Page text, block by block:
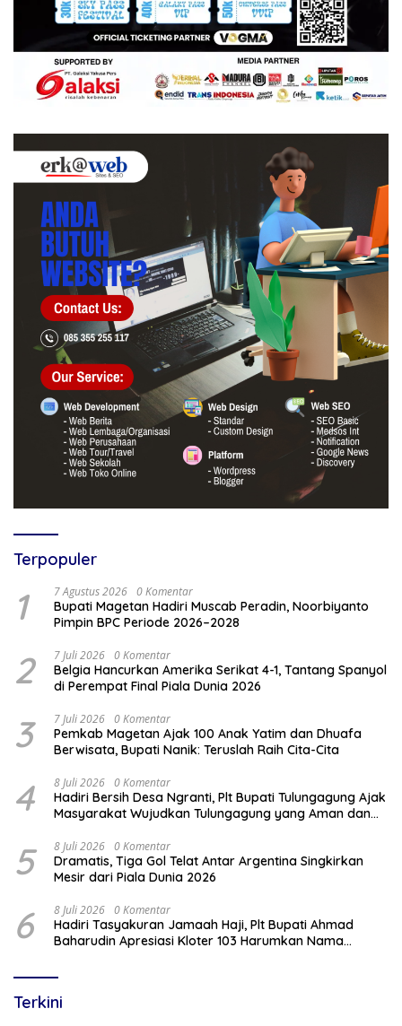
Terpopuler
1 7 Agustus 2026 0 Komentar
Bupati Magetan Hadiri Muscab Peradin, Noorbiyanto
Pimpin BPC Periode 2026–2028
2 7 Juli 2026 0 Komentar
Belgia Hancurkan Amerika Serikat 4-1, Tantang Spanyol
di Perempat Final Piala Dunia 2026
3 7 Juli 2026 0 Komentar
Pemkab Magetan Ajak 100 Anak Yatim dan Dhuafa
Berwisata, Bupati Nanik: Teruslah Raih Cita-Cita
4 8 Juli 2026 0 Komentar
Hadiri Bersih Desa Ngranti, Plt Bupati Tulungagung Ajak
Masyarakat Wujudkan Tulungagung yang Aman dan
5 8 Juli 2026 0 Komentar
Dramatis, Tiga Gol Telat Antar Argentina Singkirkan
Mesir dari Piala Dunia 2026
6 8 Juli 2026 0 Komentar
Hadiri Tasyakuran Jamaah Haji, Plt Bupati Ahmad
Baharudin Apresiasi Kloter 103 Harumkan Nama
Terkini